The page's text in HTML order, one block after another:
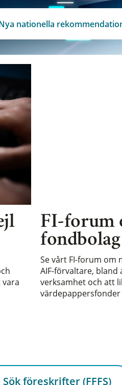
nationella
FI-forum
Se vårt FI-forum om
AIF-förvaltare,
verksamhet och att
Sök föreskrifter (FFFS)